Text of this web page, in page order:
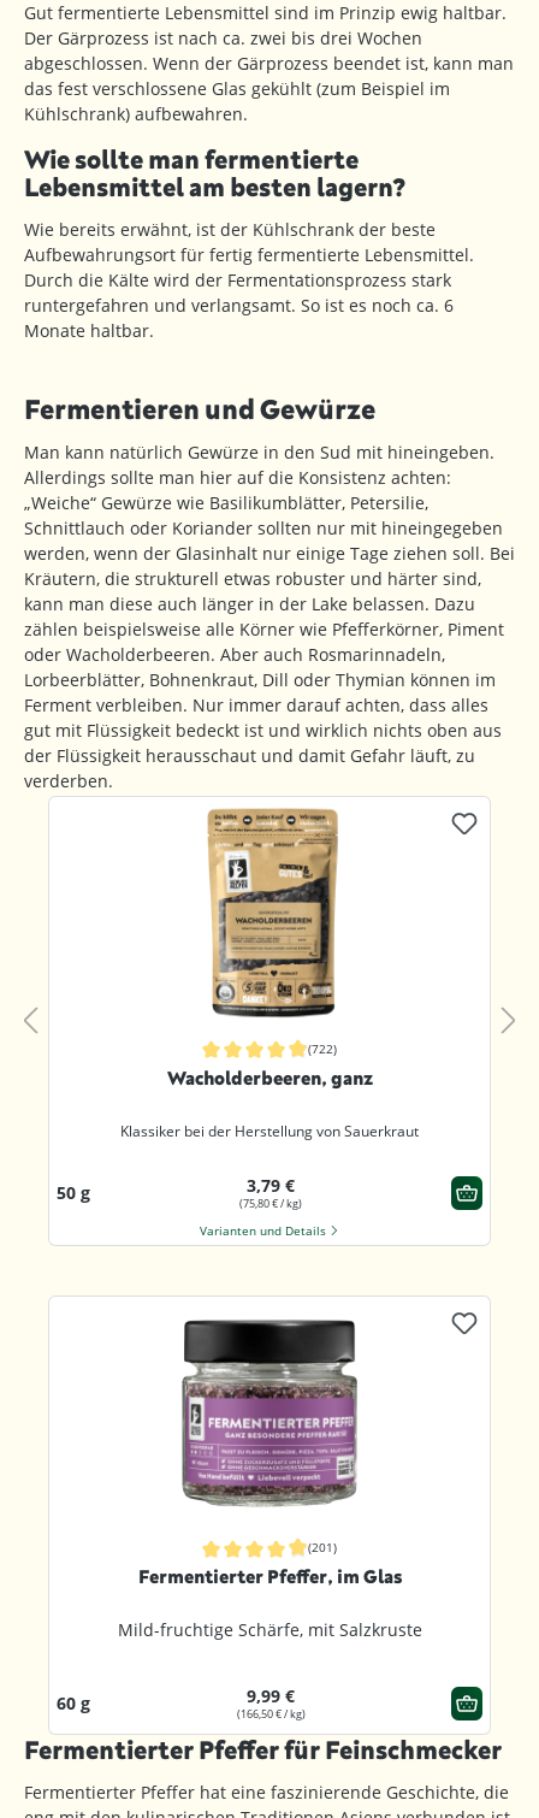
Gut fermentierte Lebensmittel sind im Prinzip ewig haltbar.
Der Gärprozess ist nach ca. zwei bis drei Wochen
abgeschlossen. Wenn der Gärprozess beendet ist, kann man
das fest verschlossene Glas gekühlt (zum Beispiel im
Kühlschrank) aufbewahren.
Wie sollte man fermentierte
Lebensmittel am besten lagern?
Wie bereits erwähnt, ist der Kühlschrank der beste
Aufbewahrungsort für fertig fermentierte Lebensmittel.
Durch die Kälte wird der Fermentationsprozess stark
runtergefahren und verlangsamt. So ist es noch ca. 6
Monate haltbar.
Fermentieren und Gewürze
Man kann natürlich Gewürze in den Sud mit hineingeben.
Allerdings sollte man hier auf die Konsistenz achten:
„Weiche“ Gewürze wie Basilikumblätter, Petersilie,
Schnittlauch oder Koriander sollten nur mit hineingegeben
werden, wenn der Glasinhalt nur einige Tage ziehen soll. Bei
Kräutern, die strukturell etwas robuster und härter sind,
kann man diese auch länger in der Lake belassen. Dazu
zählen beispielsweise alle Körner wie Pfefferkörner, Piment
oder Wacholderbeeren. Aber auch Rosmarinnadeln,
Lorbeerblätter, Bohnenkraut, Dill oder Thymian können im
Ferment verbleiben. Nur immer darauf achten, dass alles
gut mit Flüssigkeit bedeckt ist und wirklich nichts oben aus
der Flüssigkeit herausschaut und damit Gefahr läuft, zu
verderben.
Produktgalerie überspringen
Durchschnittliche Bewertung von 4.8 von 5 Sternen
(580)
Rosmarin, geschnitten
Würziger Klassiker der mediterranen Küche
75 g 3,49 €
(46,53 € / kg)
Varianten und Details
Produktgalerie überspringen
Durchschnittliche Bewertung von 4.9 von 5 Sternen
(201)
Fermentierter Pfeffer, im Glas
Mild-fruchtige Schärfe, mit Salzkruste
60 g 9,99 €
(166,50 € / kg)
Fermentierter Pfeffer für Feinschmecker
Fermentierter Pfeffer hat eine faszinierende Geschichte, die